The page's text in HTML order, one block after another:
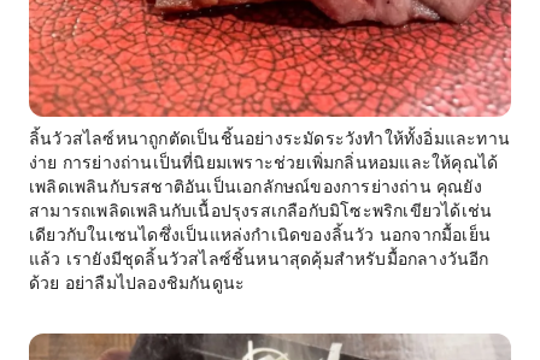
ลิ้นวัวสไลซ์หนาถูกตัดเป็นชิ้นอย่างระมัดระวังทำให้ทั้งอิ่มและทาน
ง่าย การย่างถ่านเป็นที่นิยมเพราะช่วยเพิ่มกลิ่นหอมและให้คุณได้
เพลิดเพลินกับรสชาติอันเป็นเอกลักษณ์ของการย่างถ่าน คุณยัง
สามารถเพลิดเพลินกับเนื้อปรุงรสเกลือกับมิโซะพริกเขียวได้เช่น
เดียวกับในเซนไดซึ่งเป็นแหล่งกำเนิดของลิ้นวัว นอกจากมื้อเย็น
แล้ว เรายังมีชุดลิ้นวัวสไลซ์ชิ้นหนาสุดคุ้มสำหรับมื้อกลางวันอีก
ด้วย อย่าลืมไปลองชิมกันดูนะ